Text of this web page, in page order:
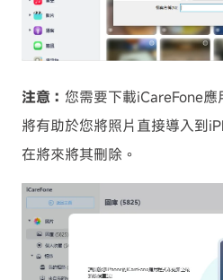
注意： 您需要下載iCareFone
將有助於您將照片直接導入到
在將來將其刪除。